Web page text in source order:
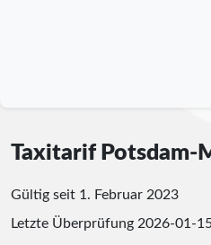
Taxitarif Potsdam-
Gültig seit 1. Februar 2023
Letzte Überprüfung 2026-01-